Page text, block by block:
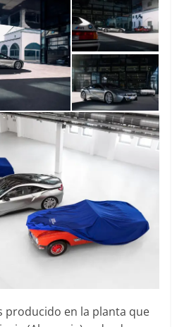
producido en la planta que